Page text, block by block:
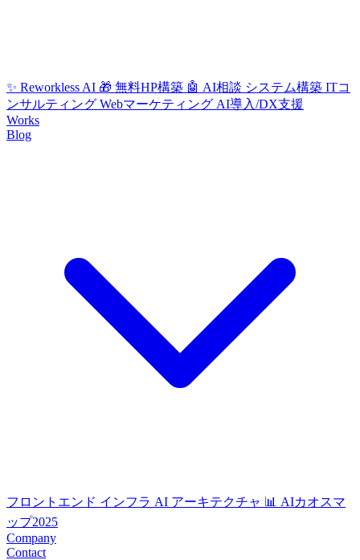
✨ Reworkless AI 🎁 無料HP構築 🤖 AI相談 システム構築 ITコ
ンサルティング Webマーケティング AI導入/DX支援
Works
Blog
フロントエンド インフラ AI アーキテクチャ 📊 AIカオスマ
ップ2025
Company
Contact